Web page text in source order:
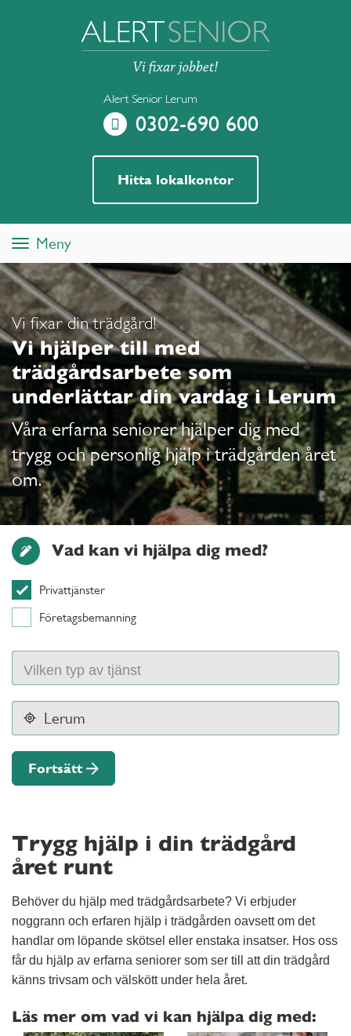
Alert Senior Lerum
0302-690 600
Hitta lokalkontor
Toggle
navigation
Meny
Vi fixar din trädgård!
Vi hjälper till med
trädgårdsarbete som
underlättar din vardag i Lerum
Våra erfarna seniorer hjälper dig med
trygg och personlig hjälp i trädgården året
om.
Vad kan vi hjälpa dig med?
Privattjänster
Företagsbemanning
Fortsätt
Trygg hjälp i din trädgård
året runt
Behöver du hjälp med trädgårdsarbete? Vi erbjuder
noggrann och erfaren hjälp i trädgården oavsett om det
handlar om löpande skötsel eller enstaka insatser. Hos oss
får du hjälp av erfarna seniorer som ser till att din trädgård
känns trivsam och välskött under hela året.
Läs mer om vad vi kan hjälpa dig med: